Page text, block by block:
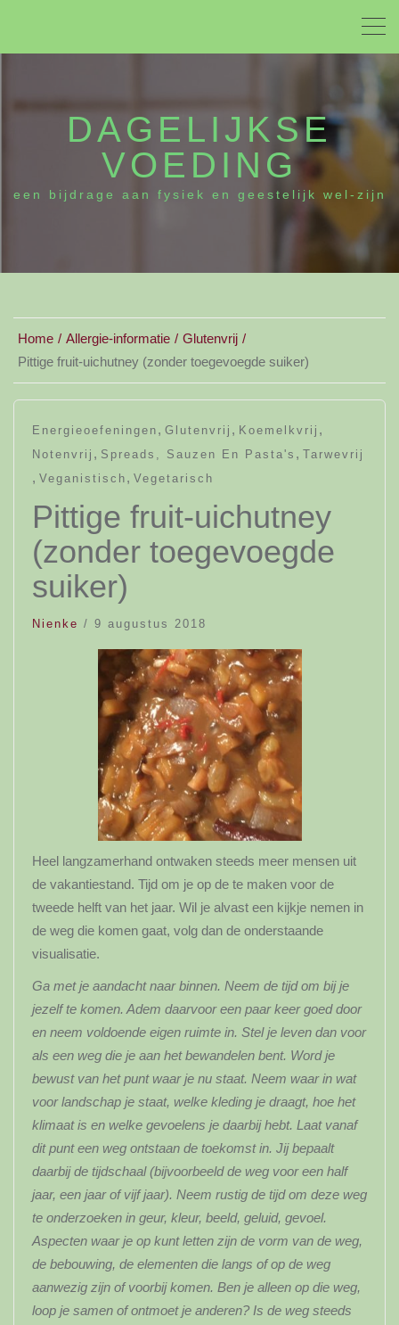
DAGELIJKSE
VOEDING
een bijdrage aan fysiek en geestelijk wel-zijn
Home Allergie-informatie
Glutenvrij
Pittige fruit-uichutney (zonder toegevoegde suiker)
Energieoefeningen , Glutenvrij , Koemelkvrij ,
Notenvrij , Spreads, Sauzen En Pasta's , Tarwevrij
, Veganistisch , Vegetarisch
Pittige fruit-uichutney
(zonder toegevoegde
suiker)
Nienke / 9 augustus 2018
Heel langzamerhand ontwaken steeds meer mensen uit
de vakantiestand. Tijd om je op de te maken voor de
tweede helft van het jaar. Wil je alvast een kijkje nemen in
de weg die komen gaat, volg dan de onderstaande
visualisatie.
Ga met je aandacht naar binnen. Neem de tijd om bij je
jezelf te komen. Adem daarvoor een paar keer goed door
en neem voldoende eigen ruimte in. Stel je leven dan voor
als een weg die je aan het bewandelen bent. Word je
bewust van het punt waar je nu staat. Neem waar in wat
voor landschap je staat, welke kleding je draagt, hoe het
klimaat is en welke gevoelens je daarbij hebt. Laat vanaf
dit punt een weg ontstaan de toekomst in. Jij bepaalt
daarbij de tijdschaal (bijvoorbeeld de weg voor een half
jaar, een jaar of vijf jaar). Neem rustig de tijd om deze weg
te onderzoeken in geur, kleur, beeld, geluid, gevoel.
Aspecten waar je op kunt letten zijn de vorm van de weg,
de bebouwing, de elementen die langs of op de weg
aanwezig zijn of voorbij komen. Ben je alleen op die weg,
loop je samen of ontmoet je anderen? Is de weg steeds